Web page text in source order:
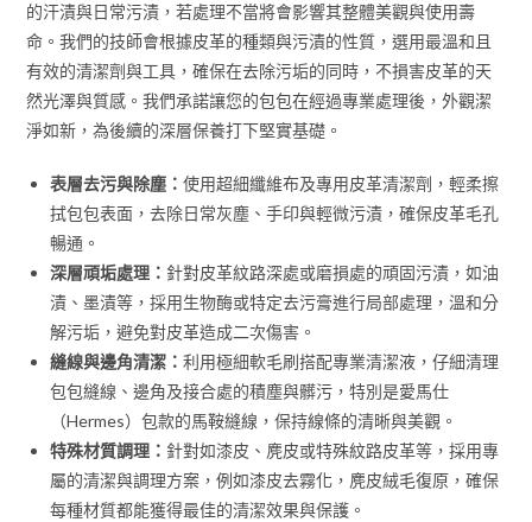
的汗漬與日常污漬，若處理不當將會影響其整體美觀與使用壽
命。我們的技師會根據皮革的種類與污漬的性質，選用最溫和且
有效的清潔劑與工具，確保在去除污垢的同時，不損害皮革的天
然光澤與質感。我們承諾讓您的包包在經過專業處理後，外觀潔
淨如新，為後續的深層保養打下堅實基礎。
表層去污與除塵：使用超細纖維布及專用皮革清潔劑，輕柔擦
拭包包表面，去除日常灰塵、手印與輕微污漬，確保皮革毛孔
暢通。
深層頑垢處理： 針對皮革紋路深處或磨損處的頑固污漬，如油
漬、墨漬等，採用生物酶或特定去污膏進行局部處理，溫和分
解污垢，避免對皮革造成二次傷害。
縫線與邊角清潔：利用極細軟毛刷搭配專業清潔液，仔細清理
包包縫線、邊角及接合處的積塵與髒污，特別是愛馬仕
（Hermes）包款的馬鞍縫線，保持線條的清晰與美觀。
特殊材質調理： 針對如漆皮、麂皮或特殊紋路皮革等，採用專
屬的清潔與調理方案，例如漆皮去霧化，麂皮絨毛復原，確保
每種材質都能獲得最佳的清潔效果與保護。